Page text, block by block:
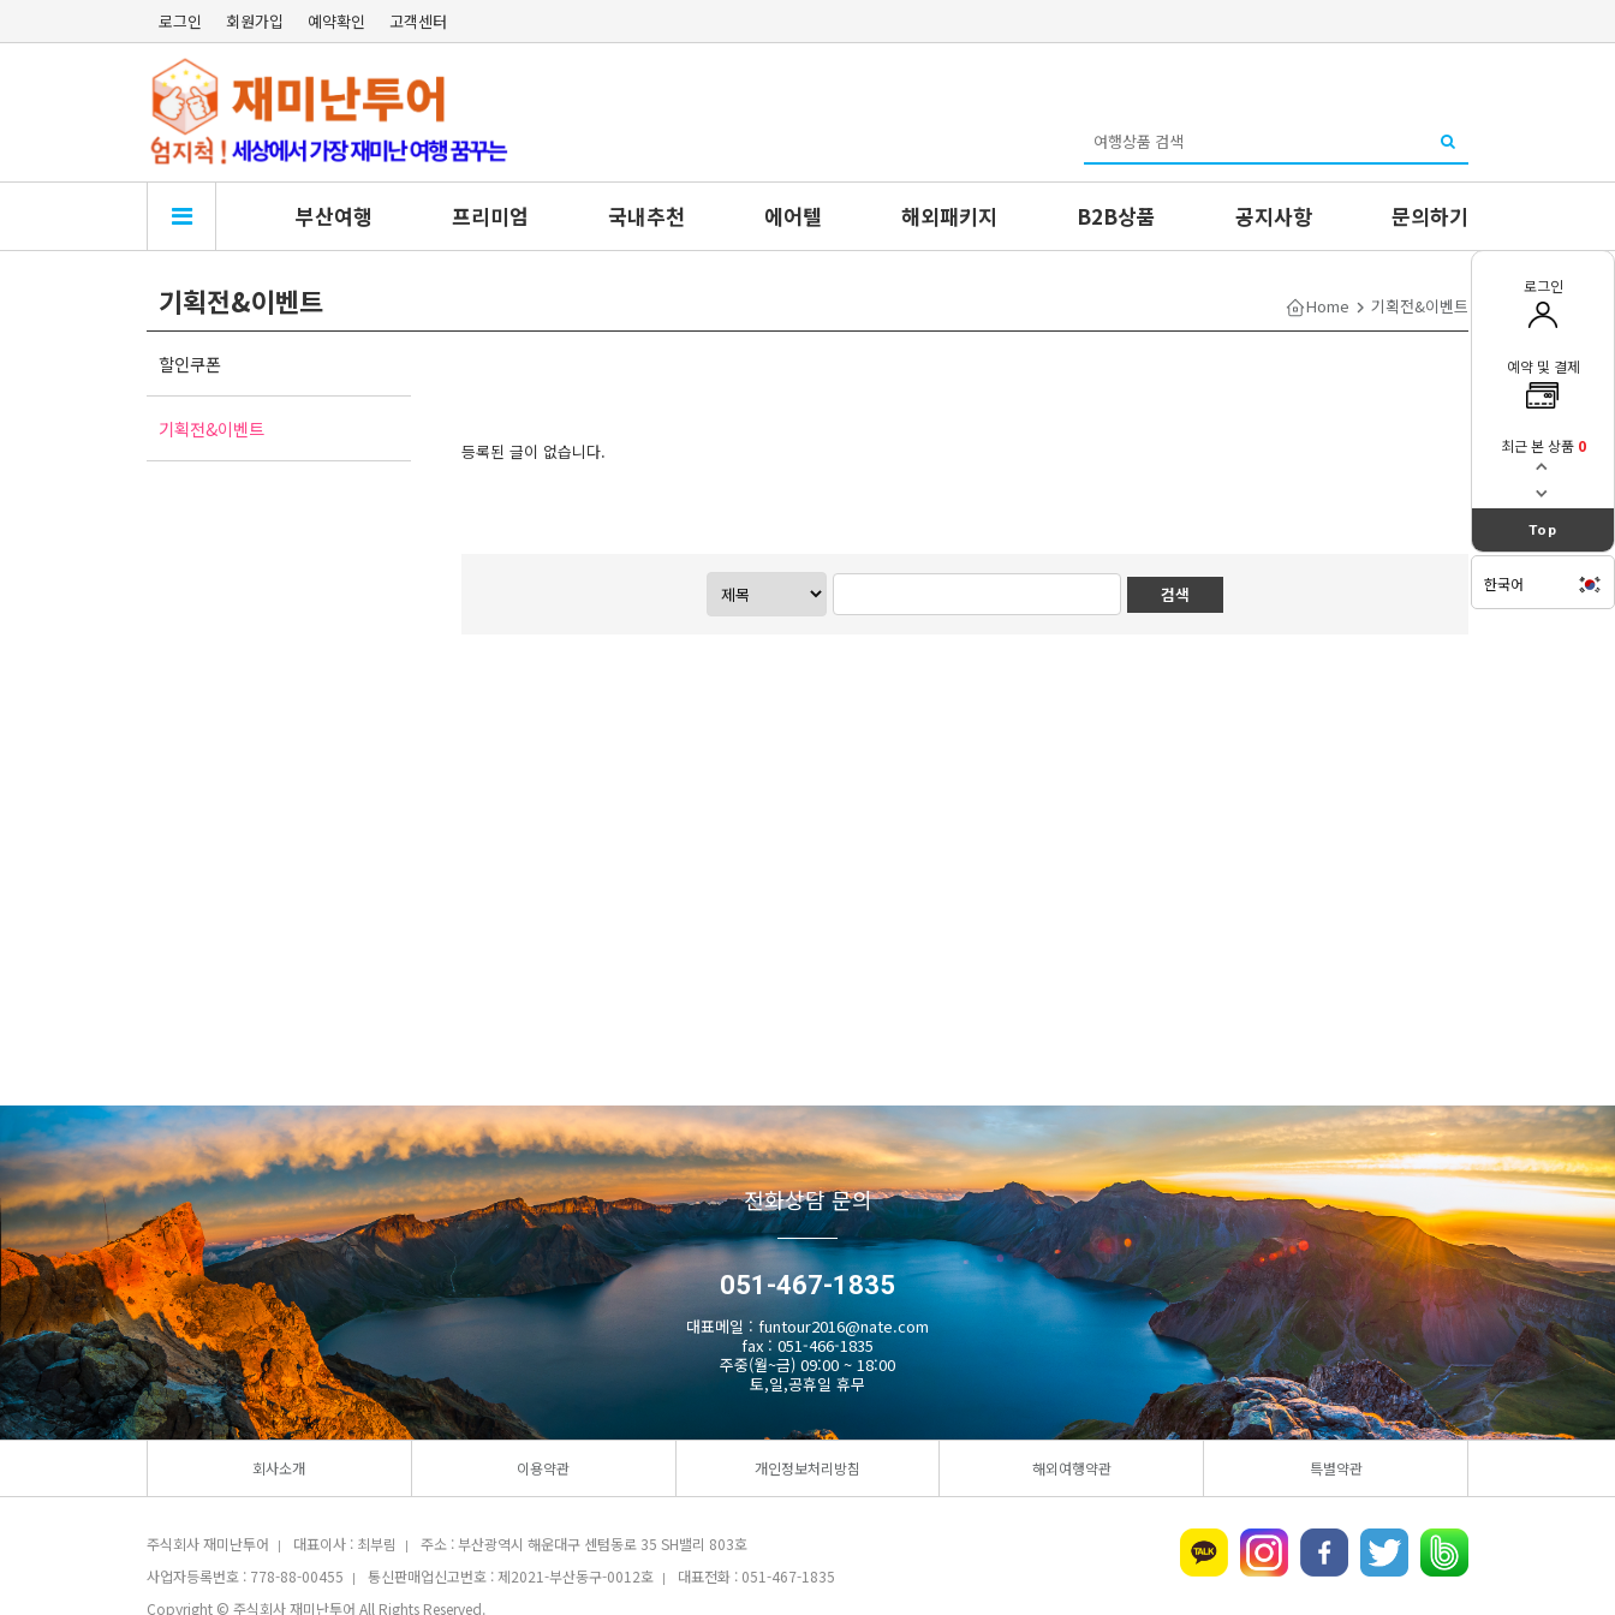
로그인 회원가입 예약확인 고객센터
부산여행 프리미엄 국내추천 에어텔 해외패키지 B2B상품 공지사항 문의하기
기획전&이벤트 Home 기획전&이벤트
할인쿠폰
기획전&이벤트
등록된 글이 없습니다.
로그인
예약 및 결제
최근 본 상품 0
Top
한국어
Burmese
Mongolian
전화상담 문의
051-467-1835
대표메일 : funtour2016@nate.com
fax : 051-466-1835
주중(월~금) 09:00 ~ 18:00
토,일,공휴일 휴무
회사소개 이용약관 개인정보처리방침 해외여행약관 특별약관
주식회사 재미난투어 | 대표이사 : 최부림 |
주소 : 부산광역시 해운대구 센텀동로 35 SH밸리 803호
사업자등록번호 : 778-88-00455
| 통신판매업신고번호 : 제2021-부산동구-0012호 |
대표전화 : 051-467-1835
Copyright © 주식회사 재미난투어 All Rights Reserved.